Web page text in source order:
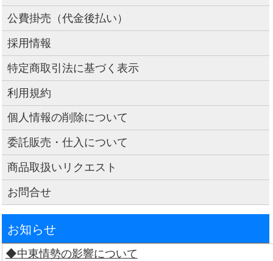
公費掛売（代金後払い）
採用情報
特定商取引法に基づく表示
利用規約
個人情報の削除について
委託販売・仕入について
商品取扱いリクエスト
お問合せ
お知らせ
◆中東情勢の影響について